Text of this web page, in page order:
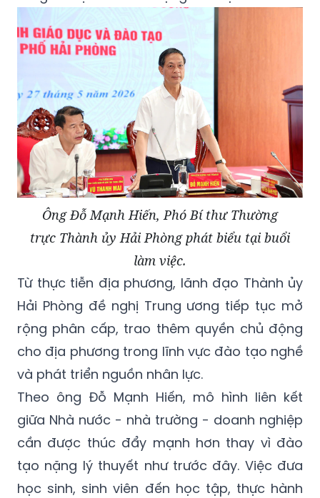
Ông Đỗ Mạnh Hiến, Phó Bí thư Thường
trực Thành ủy Hải Phòng phát biểu tại buổi
làm việc.
Từ thực tiễn địa phương, lãnh đạo Thành ủy
Hải Phòng đề nghị Trung ương tiếp tục mở
rộng phân cấp, trao thêm quyền chủ động
cho địa phương trong lĩnh vực đào tạo nghề
và phát triển nguồn nhân lực.
Theo ông Đỗ Mạnh Hiến, mô hình liên kết
giữa Nhà nước - nhà trường - doanh nghiệp
cần được thúc đẩy mạnh hơn thay vì đào
tạo nặng lý thuyết như trước đây. Việc đưa
học sinh, sinh viên đến học tập, thực hành